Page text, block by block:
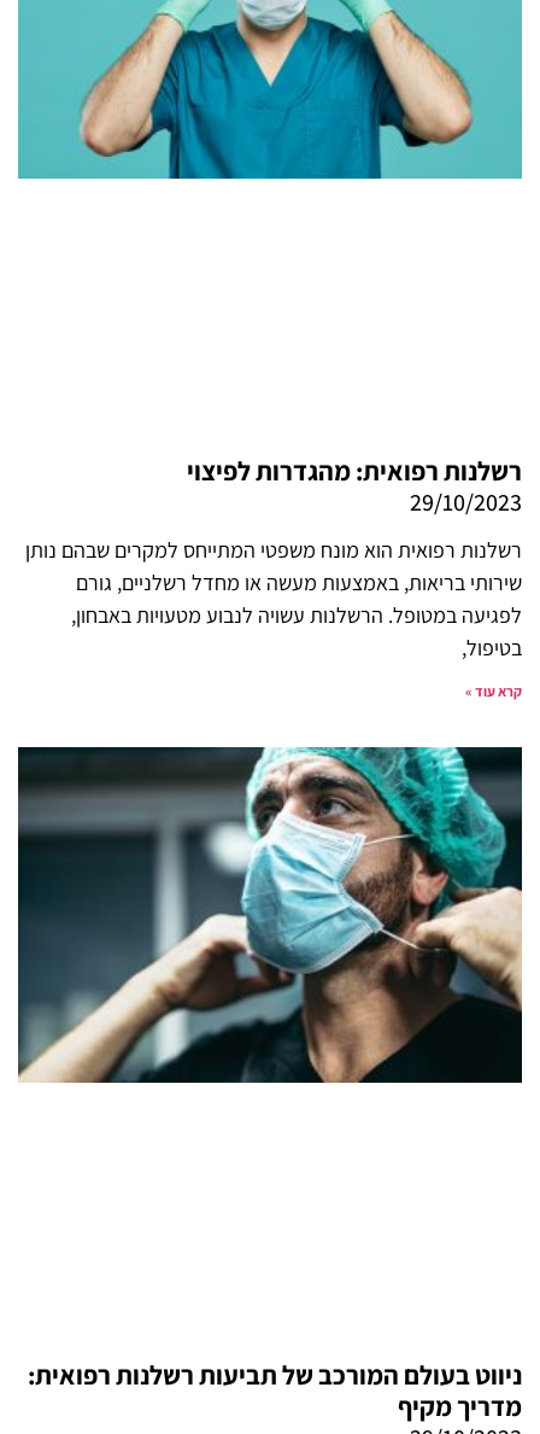
רשלנות רפואית: מהגדרות לפיצוי
29/10/2023
רשלנות רפואית הוא מונח משפטי המתייחס למקרים שבהם נותן
שירותי בריאות, באמצעות מעשה או מחדל רשלניים, גורם
לפגיעה במטופל. הרשלנות עשויה לנבוע מטעויות באבחון,
בטיפול,
קרא עוד »
ניווט בעולם המורכב של תביעות רשלנות רפואית:
מדריך מקיף